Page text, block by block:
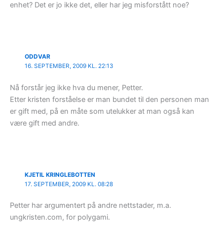
enhet? Det er jo ikke det, eller har jeg misforstått noe?
ODDVAR
16. SEPTEMBER, 2009 KL. 22:13
Nå forstår jeg ikke hva du mener, Petter.
Etter kristen forståelse er man bundet til den personen man
er gift med, på en måte som utelukker at man også kan
være gift med andre.
KJETIL KRINGLEBOTTEN
17. SEPTEMBER, 2009 KL. 08:28
Petter har argumentert på andre nettstader, m.a.
ungkristen.com, for polygami.